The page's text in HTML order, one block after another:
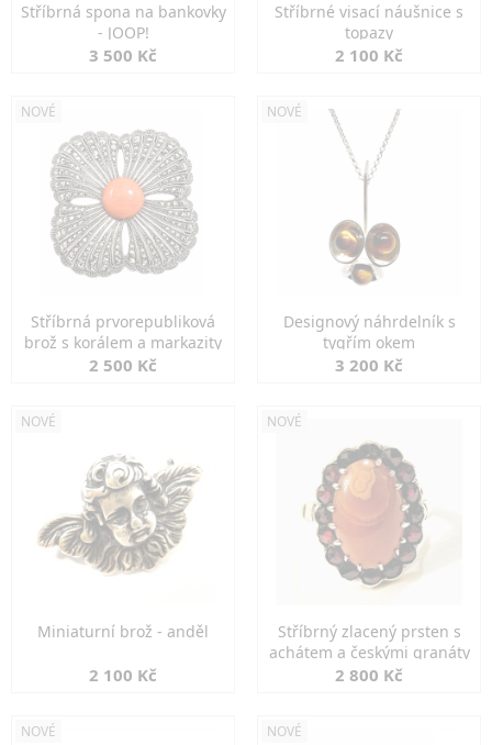
Stříbrná spona na bankovky
- JOOP!
3 500 Kč
Stříbrné visací náušnice s
topazy
2 100 Kč
NOVÉ
Stříbrná prvorepubliková
brož s korálem a markazity
2 500 Kč
NOVÉ
Designový náhrdelník s
tygřím okem
3 200 Kč
NOVÉ
Miniaturní brož - anděl
2 100 Kč
NOVÉ
Stříbrný zlacený prsten s
achátem a českými granáty
2 800 Kč
NOVÉ NOVÉ